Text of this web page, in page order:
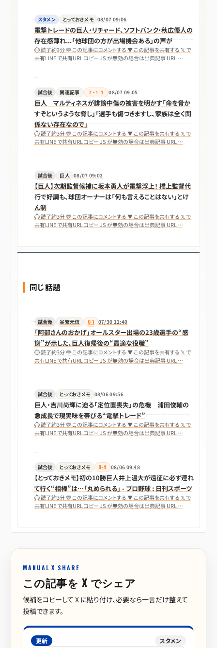
スタメン とっておきメモ 08/07 09:06
電撃トレードの巨人・リチャード、ソフトバンク・秋広優人の
存在感薄れ...「他球団の方が出場機会ある」の声が
⏱ 読了約3分 💬 この記事にコメントする ▼ この記事を共有する 𝕏 で
共有LINE で共有URL コピー JS が無効の場合は出典記事 URL …
試合後 関連記事 ７-１１ 08/07 09:05
巨人 マルティネスが誹謗中傷の被害を明かす「命を脅か
すぞというような脅し」「選手も傷つきますし、家族は全く関
係ない存在なので」
⏱ 読了約3分 💬 この記事にコメントする ▼ この記事を共有する 𝕏 で
共有LINE で共有URL コピー JS が無効の場合は出典記事 URL …
試合後 巨人 08/07 09:02
【巨人】次期監督候補に坂本勇人が電撃浮上！ 橋上監督代
行で好調も、球団オーナーは「何も言えることはない」とけ
ん制
⏱ 読了約3分 💬 この記事にコメントする ▼ この記事を共有する 𝕏 で
共有LINE で共有URL コピー JS が無効の場合は出典記事 URL …
同じ話題
試合後 谷繁元信 0-1 07/30 11:40
「阿部さんのおかげ」オールスター出場の23歳選手の“感
謝”が示した、巨人復帰後の“最適な役職”
⏱ 読了約3分 💬 この記事にコメントする ▼ この記事を共有する 𝕏 で
共有LINE で共有URL コピー JS が無効の場合は出典記事 URL …
試合後 とっておきメモ 08/06 09:56
巨人・吉川尚輝に迫る「定位置喪失」の危機 浦田俊輔の
急成長で現実味を帯びる“電撃トレード”
⏱ 読了約3分 💬 この記事にコメントする ▼ この記事を共有する 𝕏 で
共有LINE で共有URL コピー JS が無効の場合は出典記事 URL …
試合後 とっておきメモ 0-4 08/06 09:48
【とっておきメモ】初の10勝巨人井上温大が遠征に必ず連れ
て行く“相棒”は…「丸められる」 - プロ野球 : 日刊スポーツ
⏱ 読了約3分 💬 この記事にコメントする ▼ この記事を共有する 𝕏 で
共有LINE で共有URL コピー JS が無効の場合は出典記事 URL …
MANUAL X SHARE
この記事を X でシェア
候補をコピーして X に貼り付け、必要なら一言だけ整えて
投稿できます。
更新 スタメン